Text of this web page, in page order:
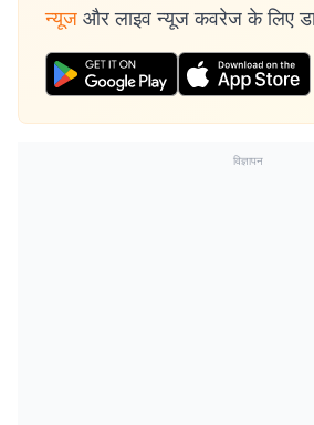
न्यूज और लाइव न्यूज कवरेज के लिए
विज्ञापन